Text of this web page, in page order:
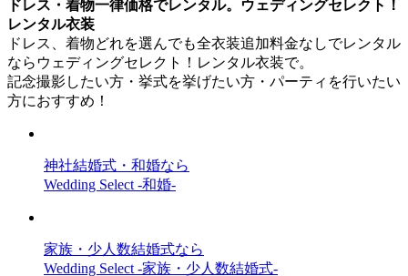
ドレス・着物一律価格でレンタル。ウェディングセレクト！
レンタル衣装
ドレス、着物どれを選んでも全衣装追加料金なしでレンタル
ならウェディングセレクト！レンタル衣装で。
記念撮影したい方・挙式を挙げたい方・パーティを行いたい
方におすすめ！
神社結婚式・和婚なら
Wedding Select -和婚-
家族・少人数結婚式なら
Wedding Select -家族・少人数結婚式-